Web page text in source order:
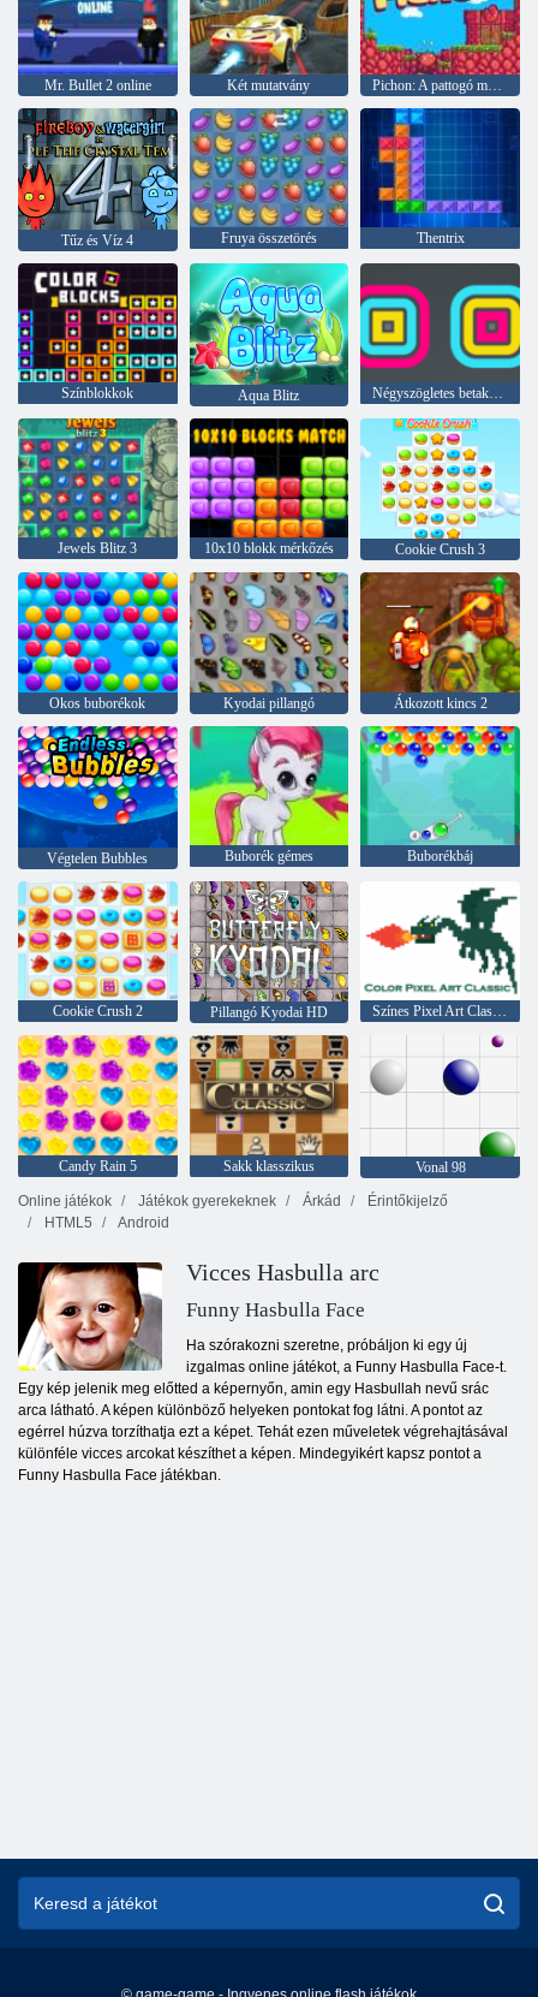
Mr. Bullet 2 online Két mutatvány Pichon: A pattogó madár
Tűz és Víz 4 Fruya összetörés Thentrix
Színblokkok Aqua Blitz Négyszögletes betakarító
Jewels Blitz 3 10x10 blokk mérkőzés Cookie Crush 3
Okos buborékok Kyodai pillangó Átkozott kincs 2
Végtelen Bubbles Buborék gémes Buborékbáj
Cookie Crush 2 Pillangó Kyodai HD Színes Pixel Art Classic
Candy Rain 5 Sakk klasszikus
Vonal 98
Online játékok
Játékok gyerekeknek Árkád
Érintőkijelző
HTML5
Android
Vicces Hasbulla arc
Funny Hasbulla Face
Ha szórakozni szeretne, próbáljon ki egy új
izgalmas online játékot, a Funny Hasbulla Face-t.
Egy kép jelenik meg előtted a képernyőn, amin egy Hasbullah nevű srác
arca látható. A képen különböző helyeken pontokat fog látni. A pontot az
egérrel húzva torzíthatja ezt a képet. Tehát ezen műveletek végrehajtásával
különféle vicces arcokat készíthet a képen. Mindegyikért kapsz pontot a
Funny Hasbulla Face játékban.